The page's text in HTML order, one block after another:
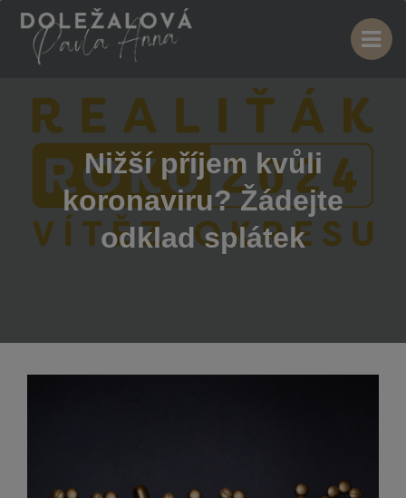
Nižší příjem kvůli
koronaviru? Žádejte
odklad splátek